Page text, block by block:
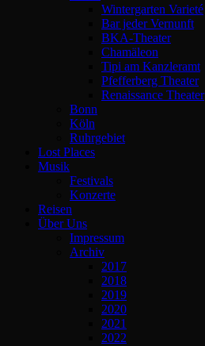
Wintergarten Varieté
Bar jeder Vernunft
BKA-Theater
Chamäleon
Tipi am Kanzleramt
Pfefferberg Theater
Renaissance Theater
Bonn
Köln
Ruhrgebiet
Lost Places
Musik
Festivals
Konzerte
Reisen
Über Uns
Impressum
Archiv
2017
2018
2019
2020
2021
2022